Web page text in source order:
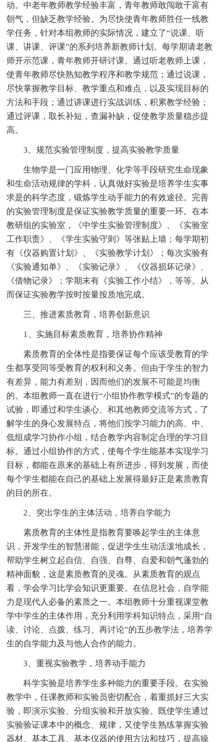
动。中老年教师教学经验丰富，青年教师敢闯敢干富有
朝气，但缺乏教学经验。为尽快使青年教师胜任一线教
学任务，针对本组教师的实际情况，建立了“说课、听
课、讲课、评课”的系列培养新教师计划。每学期请老教
师开示范课，青年教师开研讨课。通过听老教师上课，
使青年教师尽快熟知教学程序和教学规范；通过说课，
尽快掌握教学目标、教学重点和难点，以及实现目标的
方法和手段；通过讲课进行实战训练，积累教学经验；
通过评课，取长补短，查漏补缺，促使教学质量稳步提
高。
3、规范实验管理制度，提高实验教学质量
生物学是一门应用物理、化学等手段研究生命现象
和生命活动规律的学科，认真做好实验是培养学生实事
求是的科学态度，锻炼学生动手能力的有效途径。完善
的实验管理制度是保证实验教学质量的重要一环。在本
教研组的实验室，《中学生实验管理制度》、《实验室
工作职责》、《学生实验守则》等张贴上墙；每学期初
有《仪器购置计划》、《实验教学计划》；每次实验有
《实验通知单》、《实验记录》、《仪器损坏记录》、
《借物记录》；学期末有《实验工作小结》，等等。从
而保证实验教学按时按量按质地完成。
三、推进素质教育，培养创新意识
1、实施目标素质教育，培养协作精神
素质教育的全体性是指要保证每个应该受教育的学
生都享受同等受教育的权利和义务。但由于学生的智力
有差异，能力有差别，因而他们的发展不可能是均衡
的。本组教师一直在进行“小组协作教学模式”的专题的
试验，即通过和学生谈心、和其他教师交流等方式，了
解学生的身心发展特点，将他们按学习能力的高、中、
低组成学习协作小组，结合教学内容制定合理的学习目
标。通过小组协作的方式，使每个学生能基本实现学习
目标，都能在原来的基础上有所进步，得到发展，而使
每个学生都能在自己的基础上发展得最好正是素质教育
的目的所在。
2、突出学生的主体活动，培养自学能力
素质教育的主体性是指教育要唤起学生的主体意
识，开发学生的智慧潜能，促进学生生动活泼地成长，
帮助学生树立起自信、自强、自尊、自爱和朝气蓬勃的
精神面貌，这是素质教育的灵魂。从素质教育的观点
看，学会学习比学会知识更重要。在信息社会，自学能
力是现代人必备的素质之一。本组教师十分重视课堂教
学中学生的主体作用，充分利用学科知识特点，采用“自
读、讨论、点拨、练习、再讨论”的五步教学法，培养学
生的自学能力及与他人合作的能力。
3、重视实验教学，培养动手能力
科学实验是培养学生多种能力的重要手段。在实验
教学中，任课教师和实验员密切配合，着重抓好三大实
验，即演示实验、分组实验和开放实验。既使学生通过
实验验证课本中的概念、规律，又使学生熟练掌握实验
器材、基本工具、基本仪器的使用方法和技巧，提高操